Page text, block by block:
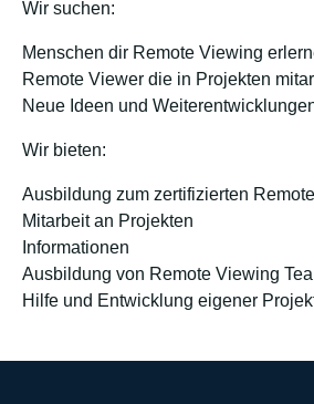
Wir suchen:
Menschen dir Remote Viewing
Remote Viewer die in Projekten
Neue Ideen und
Wir bieten:
Ausbildung zum zertifizierten
Mitarbeit an Projekten
Informationen
Ausbildung von Remote Viewing
Hilfe und Entwicklung eigener